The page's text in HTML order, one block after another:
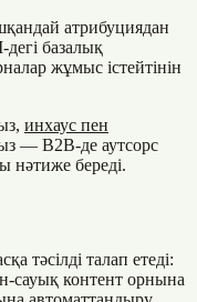
атрибуциядан
базалық
жұмыс істейтінін
инхаус пен
— B2B-де аутсорс
нәтиже береді.
тәсілді талап етеді:
сауық контент орнына